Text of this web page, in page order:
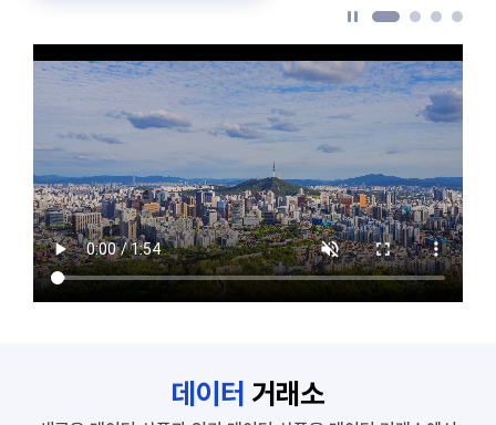
7 SNS 노출대비 유동인구
1 공동주택 단지 연계정보
2 주요 상권별 에너지 사용량 정보
3 신축 건축물 정보
4 부동산 시세와 개별공시지가_서울
SNS 노출대비 유동인구
데이터 거래소